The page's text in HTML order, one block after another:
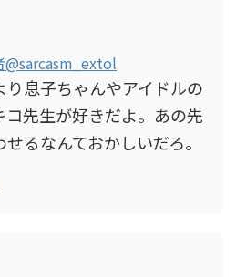
@sarcasm_extol
息子ちゃんやアイドルの
先生が好きだよ。あの先
るなんておかしいだろ。